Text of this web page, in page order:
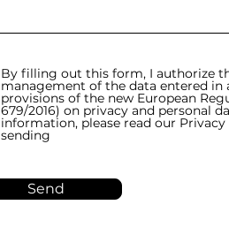
By filling out this form, I authorize
management of the data entered in
provisions of the new European
679/2016) on privacy and personal
information, please read our
sending
Send